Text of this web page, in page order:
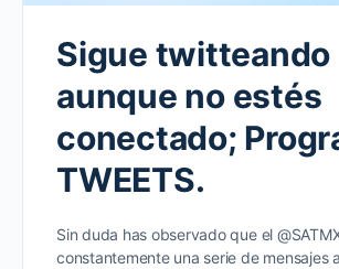
Sigue twitteando
aunque no estés
conectado;
TWEETS.
Sin duda has observado que el
constantemente una serie de mensajes